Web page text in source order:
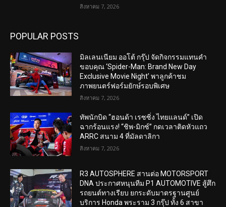
สิงหาคม 7, 2026
POPULAR POSTS
มิลเลนเนียม ออโต้ กรุ๊ป จัดกิจกรรมแทนคำ
ขอบคุณ ‘Spider-Man: Brand New Day
Exclusive Movie Night’ พาลูกค้าชม
ภาพยนตร์ฟอร์มยักษ์รอบพิเศษ
สิงหาคม 7, 2026
ทัพนักบิด “ฮอนด้า เรซซิ่ง ไทยแลนด์” เปิด
ฉากร้อนแรง! “ชิพ-มิกซ์” กดเวลาติดหัวแถว
ARRC สนาม 4 ที่มัลดาลิกา
สิงหาคม 7, 2026
R3 AUTOSPHERE สานต่อ MOTORSPORT
DNA ประกาศหนุนทีม P1 AUTOMOTIVE สู้ศึก
รถยนต์ทางเรียบ ยกระดับมาตรฐานศูนย์
บริการ Honda พระราม 3 กรุ๊ป ทั้ง 6 สาขา